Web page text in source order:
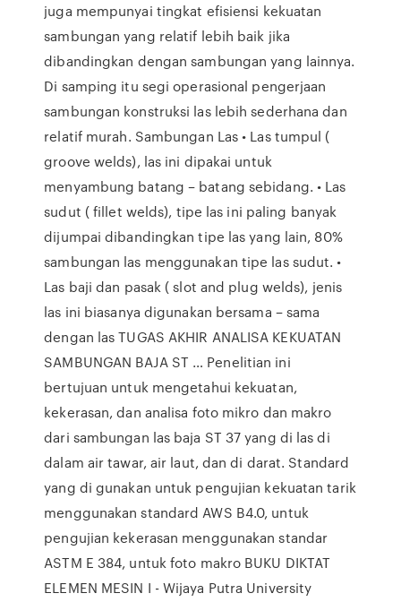
juga mempunyai tingkat efisiensi kekuatan
sambungan yang relatif lebih baik jika
dibandingkan dengan sambungan yang lainnya.
Di samping itu segi operasional pengerjaan
sambungan konstruksi las lebih sederhana dan
relatif murah. Sambungan Las • Las tumpul (
groove welds), las ini dipakai untuk
menyambung batang – batang sebidang. • Las
sudut ( fillet welds), tipe las ini paling banyak
dijumpai dibandingkan tipe las yang lain, 80%
sambungan las menggunakan tipe las sudut. •
Las baji dan pasak ( slot and plug welds), jenis
las ini biasanya digunakan bersama – sama
dengan las TUGAS AKHIR ANALISA KEKUATAN
SAMBUNGAN BAJA ST … Penelitian ini
bertujuan untuk mengetahui kekuatan,
kekerasan, dan analisa foto mikro dan makro
dari sambungan las baja ST 37 yang di las di
dalam air tawar, air laut, dan di darat. Standard
yang di gunakan untuk pengujian kekuatan tarik
menggunakan standard AWS B4.0, untuk
pengujian kekerasan menggunakan standar
ASTM E 384, untuk foto makro BUKU DIKTAT
ELEMEN MESIN I - Wijaya Putra University